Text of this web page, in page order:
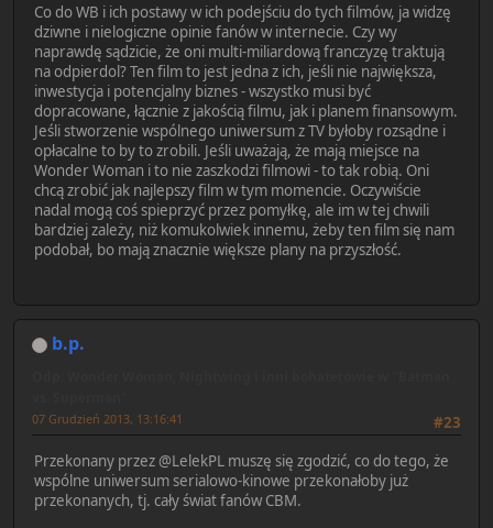
Co do WB i ich postawy w ich podejściu do tych filmów, ja widzę
dziwne i nielogiczne opinie fanów w internecie. Czy wy
naprawdę sądzicie, że oni multi-miliardową franczyzę traktują
na odpierdol? Ten film to jest jedna z ich, jeśli nie największa,
inwestycja i potencjalny biznes - wszystko musi być
dopracowane, łącznie z jakością filmu, jak i planem finansowym.
Jeśli stworzenie wspólnego uniwersum z TV byłoby rozsądne i
opłacalne to by to zrobili. Jeśli uważają, że mają miejsce na
Wonder Woman i to nie zaszkodzi filmowi - to tak robią. Oni
chcą zrobić jak najlepszy film w tym momencie. Oczywiście
nadal mogą coś spieprzyć przez pomyłkę, ale im w tej chwili
bardziej zależy, niż komukolwiek innemu, żeby ten film się nam
podobał, bo mają znacznie większe plany na przyszłość.
b.p.
#23
07 Grudzień 2013, 13:16:41
Przekonany przez @LelekPL muszę się zgodzić, co do tego, że
wspólne uniwersum serialowo-kinowe przekonałoby już
przekonanych, tj. cały świat fanów CBM.